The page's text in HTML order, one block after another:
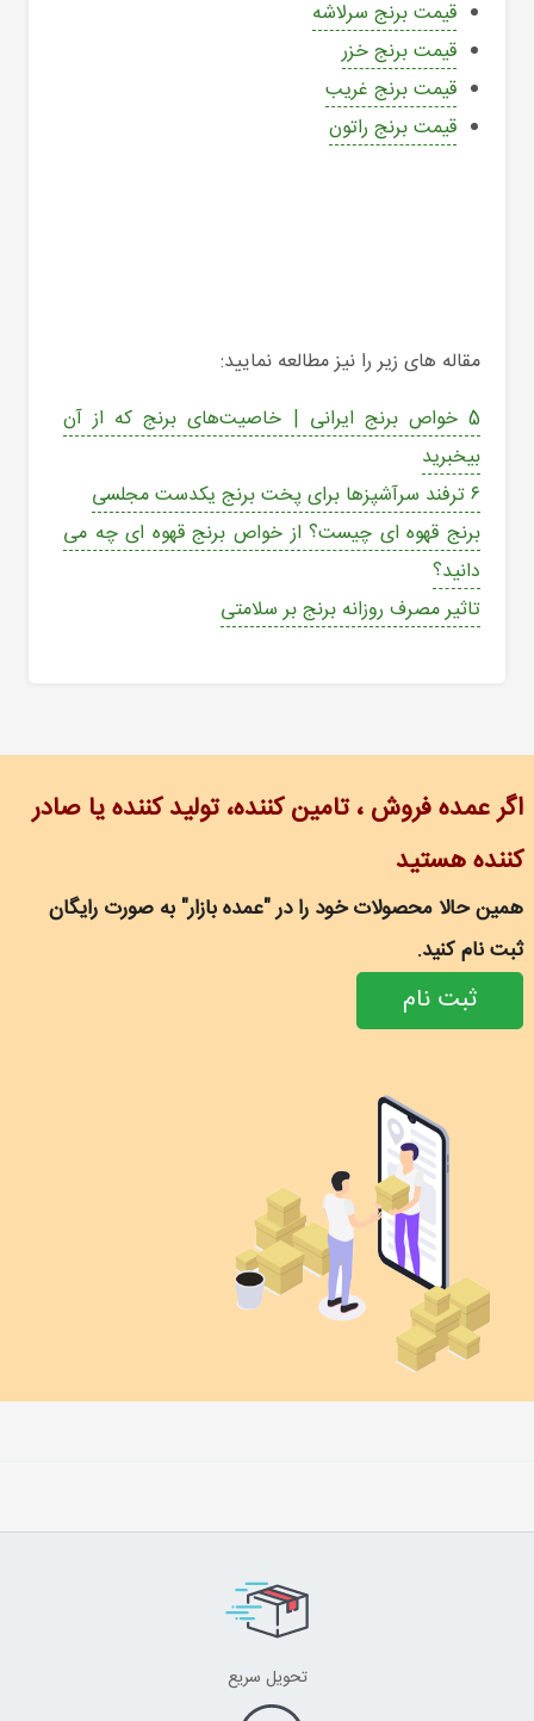
قیمت برنج سرلاشه
قیمت برنج خزر
قیمت برنج غریب
قیمت برنج راتون
مقاله های زیر را نیز مطالعه نمایید:
5 خواص برنج ایرانی | خاصیت‎‌های برنج که از آن
بی‎خبرید
۶ ترفند سرآشپزها برای پخت برنج یکدست مجلسی
برنج قهوه ای چیست؟ از خواص برنج قهوه ای چه می
دانید؟
تاثیر مصرف روزانه برنج بر سلامتی
اگر عمده فروش ، تامین کننده، تولید کننده یا صادر
کننده هستید
همین حالا محصولات خود را در "عمده بازار" به صورت رایگان
ثبت نام کنید.
ثبت نام
تحویل سریع